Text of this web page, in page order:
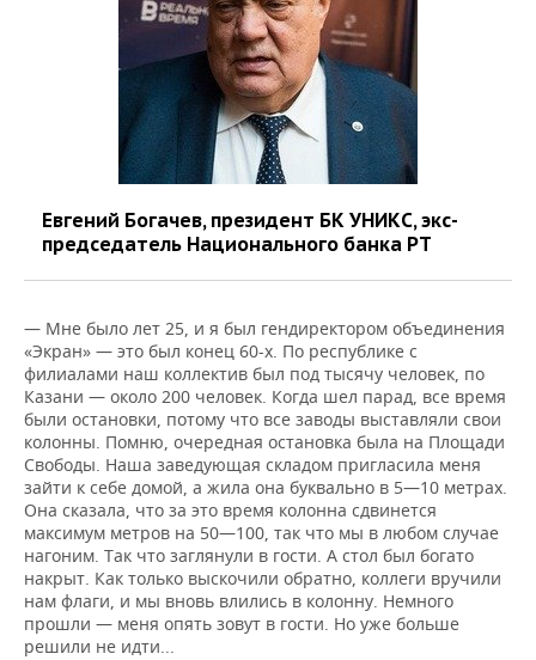
Евгений Богачев, президент БК УНИКС, экс-
председатель Национального банка РТ
— Мне было лет 25, и я был гендиректором объединения
«Экран» — это был конец 60-х. По республике с
филиалами наш коллектив был под тысячу человек, по
Казани — около 200 человек. Когда шел парад, все время
были остановки, потому что все заводы выставляли свои
колонны. Помню, очередная остановка была на Площади
Свободы. Наша заведующая складом пригласила меня
зайти к себе домой, а жила она буквально в 5—10 метрах.
Она сказала, что за это время колонна сдвинется
максимум метров на 50—100, так что мы в любом случае
нагоним. Так что заглянули в гости. А стол был богато
накрыт. Как только выскочили обратно, коллеги вручили
нам флаги, и мы вновь влились в колонну. Немного
прошли — меня опять зовут в гости. Но уже больше
решили не идти...